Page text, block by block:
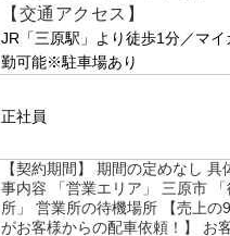
【交通アクセス】
JR「三原駅」より徒歩1分／マイ
勤可能※駐車場あり
正社員
【契約期間】 期間の定めなし 具
事内容 「営業エリア」 三原市
所」 営業所の待機場所 【売上の
がお客様からの配車依頼！】 お